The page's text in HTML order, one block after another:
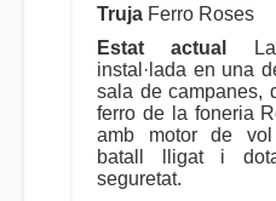
Truja Ferro Roses
Estat actual
La
instal·lada en una
sala de campanes,
ferro de la foneria
amb motor de vol
batall lligat i
seguretat.